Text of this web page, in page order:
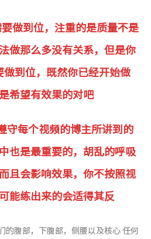
做到位，注重的是质量不是
做那么多没有关系，但是你
到位，既然你已经开始做
希望有效果的对吧
守每个视频的博主所讲到的
也是最重要的，胡乱的呼吸
且会影响效果，你不按照视
能练出来的会适得其反
的腹部，下腹部，侧腰以及核心 任何